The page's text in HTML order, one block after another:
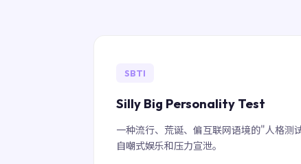
SBTI
Silly Big Personality Test
一种流行、荒诞、偏互联网语境的"人格测
自嘲式娱乐和压力宣泄。